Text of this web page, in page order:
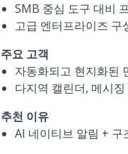
SMB 중심 도구 대비
고급 엔터프라이즈 구
주요 고객
자동화되고 현지화된
다지역 캘린더, 메시
추천 이유
AI 네이티브 알림 +